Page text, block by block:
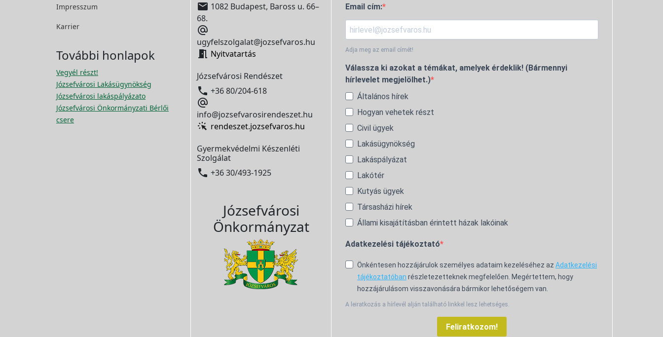
Impresszum
Karrier
További honlapok
Vegyél részt!
Józsefvárosi Lakásügynökség
Józsefvárosi lakáspályázato
Józsefvárosi Önkormányzati Bérlői
csere
 1082 Budapest, Baross u. 66–
68.

ugyfelszolgalat@jozsefvaros.hu
 Nyitvatartás
Józsefvárosi Rendészet
 +36 80/204-618

info@jozsefvarosirendeszet.hu
rendeszet.jozsefvaros.hu
Gyermekvédelmi Készenléti
Szolgálat
 +36 30/493-1925
Józsefvárosi
Önkormányzat
Email cím:
Adja meg az email címét!
Válassza ki azokat a témákat, amelyek érdeklik! (Bármennyi
hírlevelet megjelölhet.)
Általános hírek
Hogyan vehetek részt
Civil ügyek
Lakásügynökség
Lakáspályázat
Lakótér
Kutyás ügyek
Társasházi hírek
Állami kisajátításban érintett házak lakóinak
Adatkezelési tájékoztató
Önkéntesen hozzájárulok személyes adataim kezeléséhez az Adatkezelési
tájékoztatóban részletezetteknek megfelelően. Megértettem, hogy
hozzájárulásom visszavonására bármikor lehetőségem van.
A leiratkozás a hírlevél alján található linkkel lesz lehetséges.
Feliratkozom!